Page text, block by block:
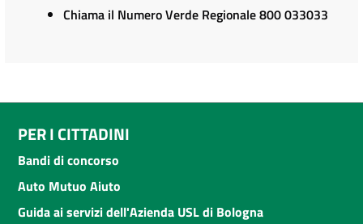
Chiama il Numero Verde Regionale 800 033033
PER I CITTADINI
Bandi di concorso
Auto Mutuo Aiuto
Guida ai servizi dell'Azienda USL di Bologna